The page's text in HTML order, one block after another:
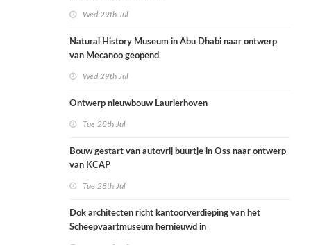
Wed 29th Jul
Natural History Museum in Abu Dhabi naar ontwerp
van Mecanoo geopend
Wed 29th Jul
Ontwerp nieuwbouw Laurierhoven
Tue 28th Jul
Bouw gestart van autovrij buurtje in Oss naar ontwerp
van KCAP
Tue 28th Jul
Dok architecten richt kantoorverdieping van het
Scheepvaartmuseum hernieuwd in